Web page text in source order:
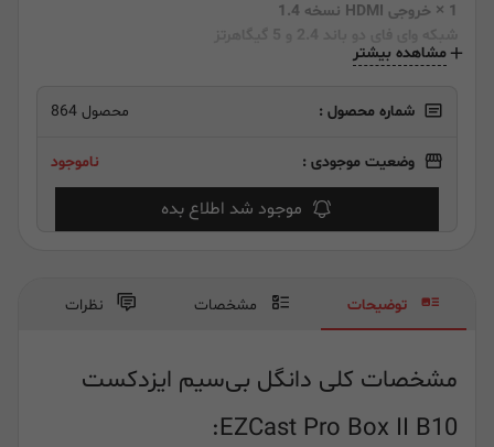
1 × خروجی HDMI نسخه 1.4
مشاهده بیشتر
شماره محصول : محصول 864
وضعیت موجودی : ناموجود
موجود شد اطلاع بده
مشخصات کلی دانگل بی‌سیم ایزدکست
EZCast Pro Box II B10: